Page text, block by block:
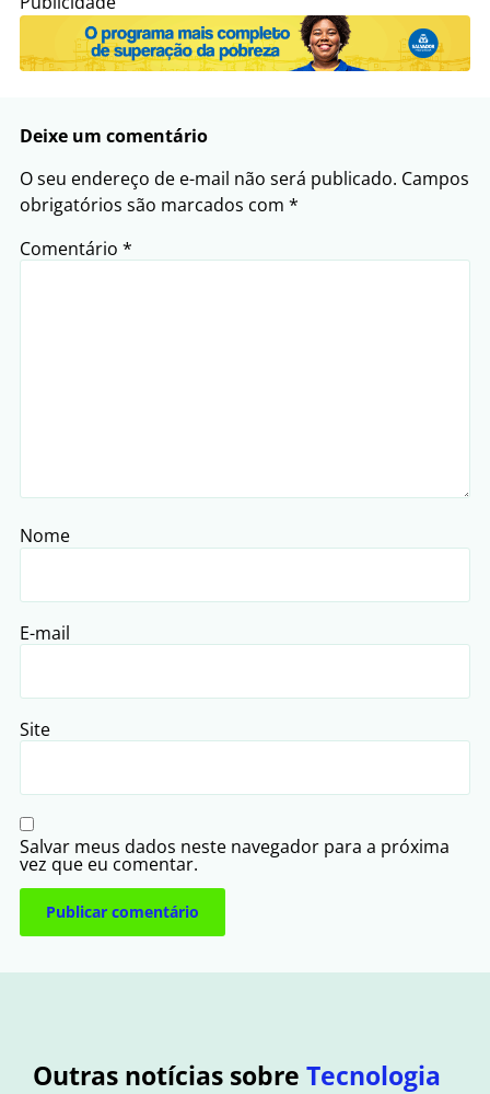
Deixe um comentário
O seu endereço de e-mail não será publicado. Campos
obrigatórios são marcados com *
Comentário *
Nome
E-mail
Site
Salvar meus dados neste navegador para a próxima
vez que eu comentar.
Outras notícias sobre Tecnologia